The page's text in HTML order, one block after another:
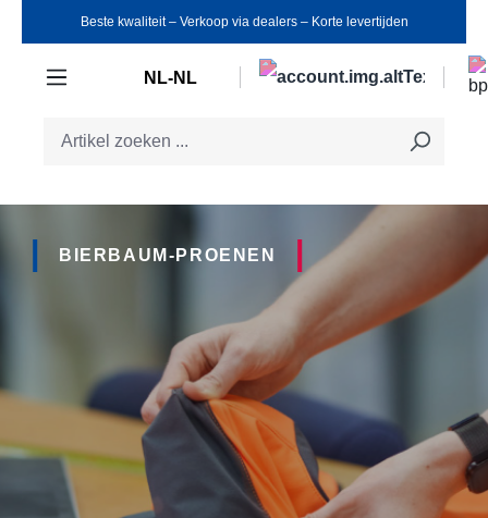
Ga naar de hoofdinhoud
Beste kwaliteit ‒ Verkoop via dealers ‒ Korte levertijden
NL-NL
BIERBAUM-PROENEN